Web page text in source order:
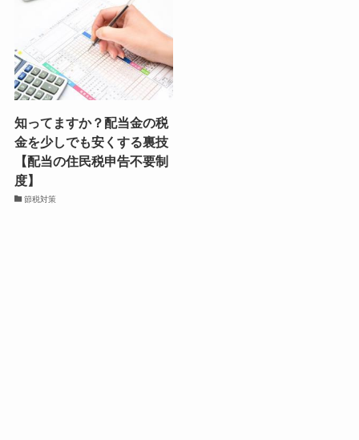
知ってますか？配当金の税
金を少しでも安くする裏技
【配当の住民税申告不要制
度】
節税対策